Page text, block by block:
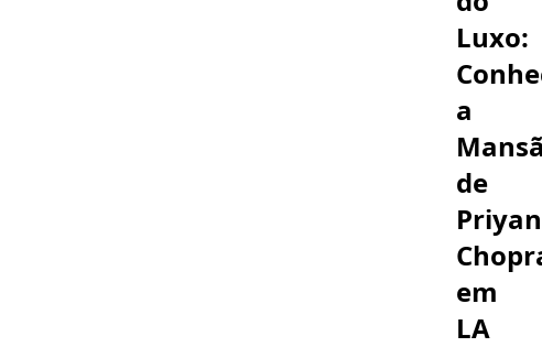
Luxo:
a
de
em
LA